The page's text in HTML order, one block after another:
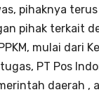
pihaknya
pihak terkait
mulai dari
PT Pos
daerah ,